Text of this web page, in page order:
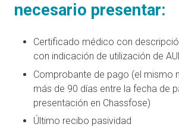
necesario presentar:
Certificado médico con
con indicación de utilización de
Comprobante de pago (el mismo
más de 90 días entre la fecha de
presentación en Chassfose)
Último recibo pasividad